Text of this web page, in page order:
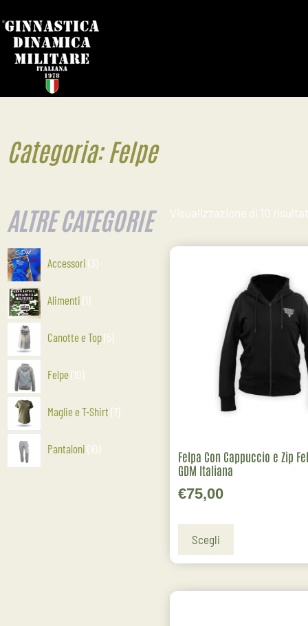
Categoria: Felpe
ALTRE CATEGORIE
Accessori 3
Alimenti 1
Canotte e Top 5
Felpe 10
Maglie e T-Shirt 7
Pantaloni 10
Visualizzazione di 10
Felpa Con Cappuccio e Zip
GDM Italiana
€75,00
Scegli